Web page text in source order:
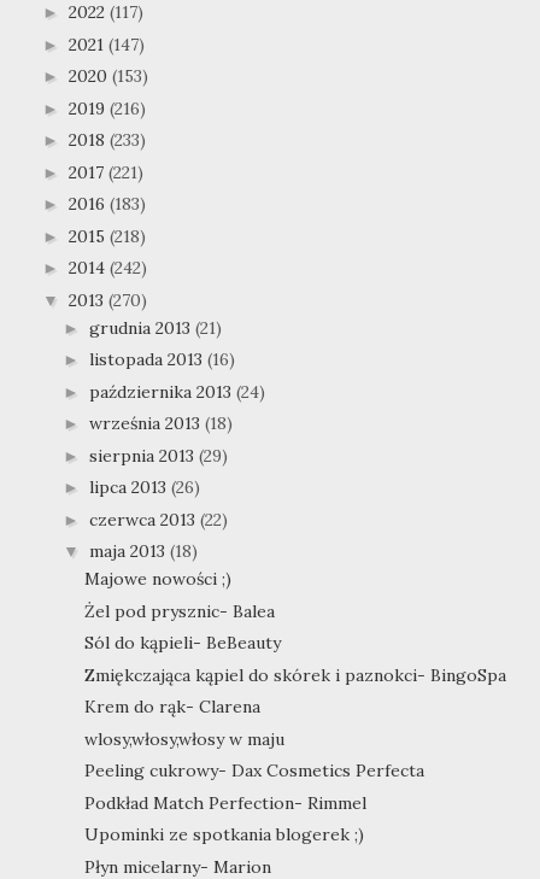
► 2022 (117)
► 2021 (147)
► 2020 (153)
► 2019 (216)
► 2018 (233)
► 2017 (221)
► 2016 (183)
► 2015 (218)
► 2014 (242)
▼ 2013 (270)
► grudnia 2013 (21)
► listopada 2013 (16)
► października 2013 (24)
► września 2013 (18)
► sierpnia 2013 (29)
► lipca 2013 (26)
► czerwca 2013 (22)
▼ maja 2013 (18)
Majowe nowości ;)
Żel pod prysznic- Balea
Sól do kąpieli- BeBeauty
Zmiękczająca kąpiel do skórek i paznokci- BingoSpa
Krem do rąk- Clarena
wlosy,włosy,włosy w maju
Peeling cukrowy- Dax Cosmetics Perfecta
Podkład Match Perfection- Rimmel
Upominki ze spotkania blogerek ;)
Płyn micelarny- Marion